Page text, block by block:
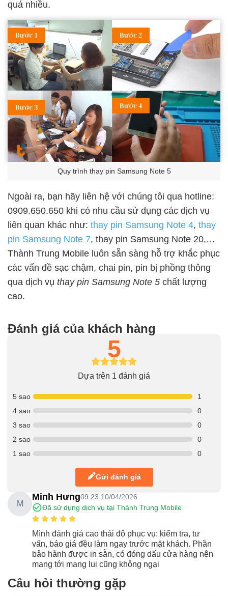
quá nhiều.
Quy trình thay pin Samsung Note 5
Ngoài ra, bạn hãy liên hệ với chúng tôi qua hotline:
0909.650.650 khi có nhu cầu sử dụng các dịch vụ
liên quan khác như: thay pin Samsung Note 4, thay
pin Samsung Note 7, thay pin Samsung Note 20,…
Thành Trung Mobile luôn sẵn sàng hỗ trợ khắc phục
các vấn đề sạc chậm, chai pin, pin bị phồng thông
qua dịch vụ thay pin Samsung Note 5 chất lượng
cao.
Đánh giá của khách hàng
5
Dựa trên 1 đánh giá
5 sao
1
4 sao
0
3 sao
0
2 sao
0
1 sao
0
Gửi đánh giá
M
Minh Hưng09:23 10/04/2026
Đã sử dụng dịch vụ tại Thành Trung Mobile
Mình đánh giá cao thái độ phục vụ: kiểm tra, tư
vấn, báo giá đều làm ngay trước mặt khách. Phần
bảo hành được in sẵn, có đóng dấu cửa hàng nên
mang tới mang lui cũng không ngại
Câu hỏi thường gặp